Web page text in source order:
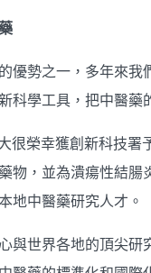
優勢之一，多年來
科學工具，把中醫藥
很榮幸獲創新科技
物，並為潰瘍性結
地中醫藥研究人才。
與世界各地的頂尖